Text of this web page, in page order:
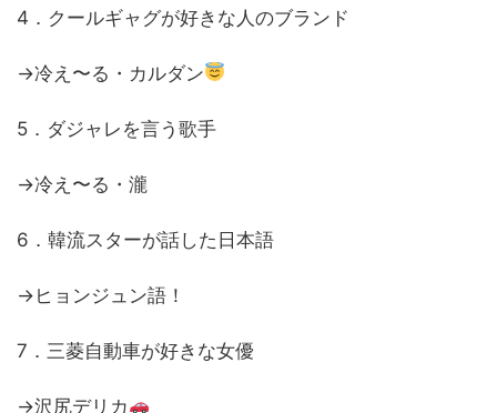
4．クールギャグが好きな人のブランド
→冷え〜る・カルダン
5．ダジャレを言う歌手
→冷え〜る・瀧
6．韓流スターが話した日本語
→ヒョンジュン語！
7．三菱自動車が好きな女優
→沢尻デリカ